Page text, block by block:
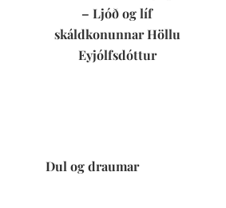
– Ljóð og líf
skáldkonunnar Höllu
Eyjólfsdóttur
Dul og draumar